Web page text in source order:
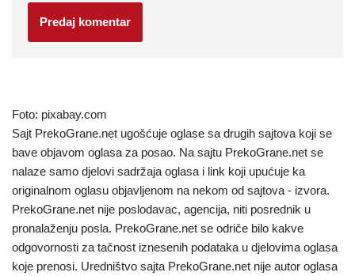
Foto: pixabay.com
Sajt PrekoGrane.net ugošćuje oglase sa drugih sajtova koji se
bave objavom oglasa za posao. Na sajtu PrekoGrane.net se
nalaze samo djelovi sadržaja oglasa i link koji upućuje ka
originalnom oglasu objavljenom na nekom od sajtova - izvora.
PrekoGrane.net nije poslodavac, agencija, niti posrednik u
pronalaženju posla. PrekoGrane.net se odriče bilo kakve
odgovornosti za tačnost iznesenih podataka u djelovima oglasa
koje prenosi. Uredništvo sajta PrekoGrane.net nije autor oglasa